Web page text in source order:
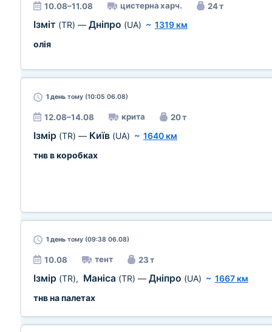
10.08–11.08 цистерна харч. 24 т
Ізміт (TR) — Дніпро (UA) ~ 1319 км
олія
1 день тому (10:05 06.08)
12.08–14.08 крита 20 т
Ізмір (TR) — Київ (UA) ~ 1640 км
тнв в коробках
1 день тому (09:38 06.08)
10.08 тент 23 т
Ізмір (TR), Маніса (TR) — Дніпро (UA) ~ 1667 км
тнв на палетах